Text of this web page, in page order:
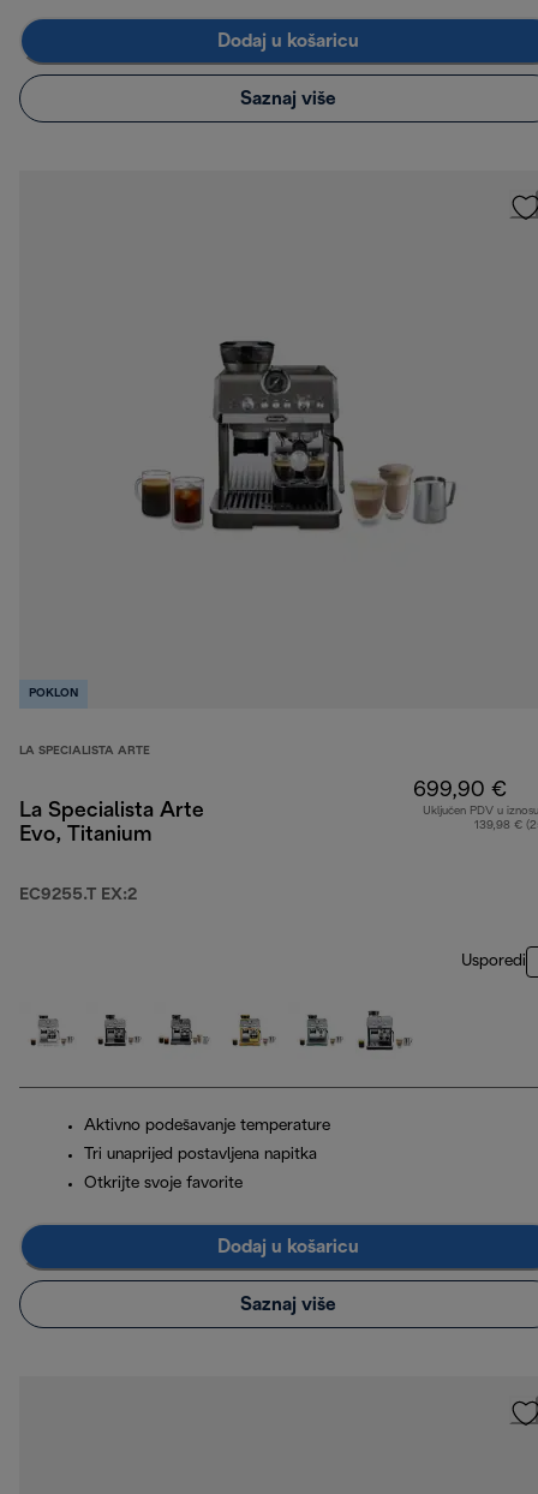
Dodaj u košaricu
Saznaj više
POKLON
LA SPECIALISTA ARTE
La Specialista Arte
Evo, Titanium
EC9255.T EX:2
699,90 €
Uključen PDV u
139,98 €
Usporedi
Aktivno podešavanje temperature
Tri unaprijed postavljena napitka
Otkrijte svoje favorite
Dodaj u košaricu
Saznaj više